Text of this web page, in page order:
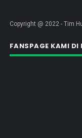
Copyright @ 2022 - Tim
FANSPAGE KAMI DI